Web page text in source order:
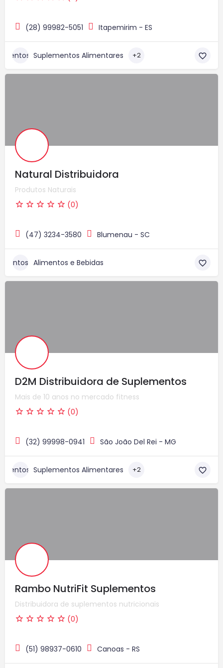
(28) 99982-5051 Itapemirim - ES
Suplementos Alimentares +2
Natural Distribuidora
Produtos Naturais
(0)
(47) 3234-3580 Blumenau - SC
Alimentos e Bebidas
D2M Distribuidora de Suplementos
Mais de 10 anos no mercado fitness
(0)
(32) 99998-0941 São João Del Rei - MG
Suplementos Alimentares +2
Rambo NutriFit Suplementos
Distribuidora de suplementos nutricionais
(0)
(51) 98937-0610 Canoas - RS